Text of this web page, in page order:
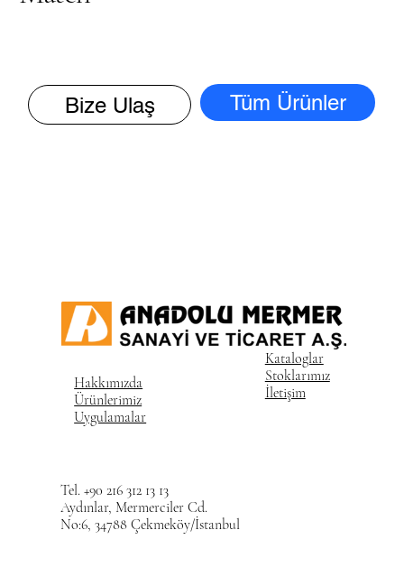
Bize Ulaş Tüm Ürünler
Hakkımızda
Ürünlerimiz
Uygulamalar
Kataloglar
Stoklarımız
İletişim
Tel. +90 216 312 13 13
Aydınlar, Mermerciler Cd.
No:6, 34788 Çekmeköy/İstanbul